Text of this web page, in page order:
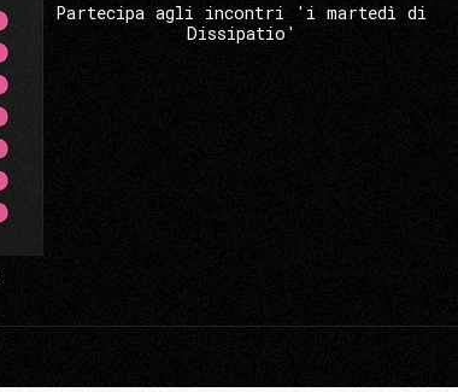
Partecipa agli incontri 'i martedì di
Dissipatio'